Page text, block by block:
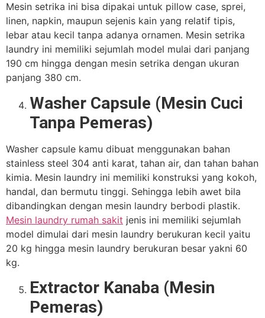
Mesin setrika ini bisa dipakai untuk pillow case, sprei,
linen, napkin, maupun sejenis kain yang relatif tipis,
lebar atau kecil tanpa adanya ornamen. Mesin setrika
laundry ini memiliki sejumlah model mulai dari panjang
190 cm hingga dengan mesin setrika dengan ukuran
panjang 380 cm.
Washer Capsule (Mesin Cuci
Tanpa Pemeras)
Washer capsule kamu dibuat menggunakan bahan
stainless steel 304 anti karat, tahan air, dan tahan bahan
kimia. Mesin laundry ini memiliki konstruksi yang kokoh,
handal, dan bermutu tinggi. Sehingga lebih awet bila
dibandingkan dengan mesin laundry berbodi plastik.
Mesin laundry rumah sakit jenis ini memiliki sejumlah
model dimulai dari mesin laundry berukuran kecil yaitu
20 kg hingga mesin laundry berukuran besar yakni 60
kg.
Extractor Kanaba (Mesin
Pemeras)